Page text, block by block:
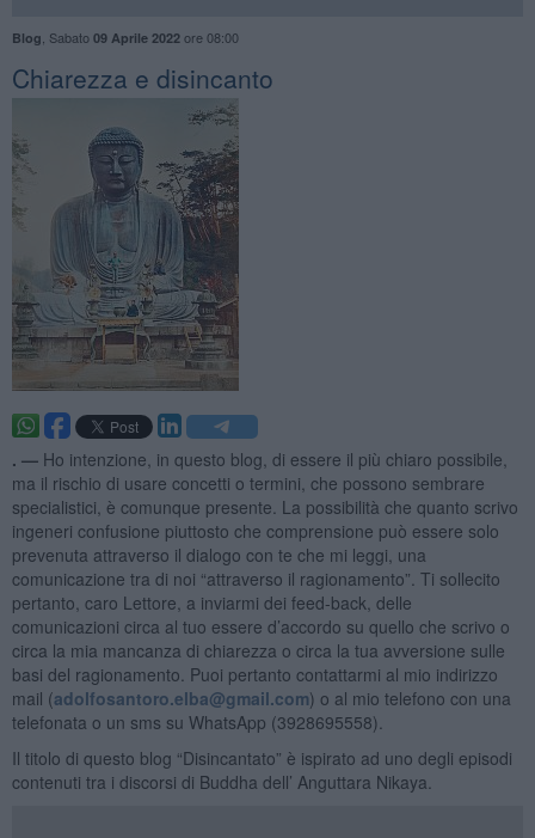
Blog Sabato 09 Aprile 2022ore 08:00
​Chiarezza e disincanto
. — Ho intenzione, in questo blog, di essere il più chiaro possibile,
ma il rischio di usare concetti o termini, che possono sembrare
specialistici, è comunque presente. La possibilità che quanto scrivo
ingeneri confusione piuttosto che comprensione può essere solo
prevenuta attraverso il dialogo con te che mi leggi, una
comunicazione tra di noi “attraverso il ragionamento”. Ti sollecito
pertanto, caro Lettore, a inviarmi dei feed-back, delle
comunicazioni circa al tuo essere d’accordo su quello che scrivo o
circa la mia mancanza di chiarezza o circa la tua avversione sulle
basi del ragionamento. Puoi pertanto contattarmi al mio indirizzo
mail (adolfosantoro.elba@gmail.com) o al mio telefono con una
telefonata o un sms su WhatsApp (3928695558).
Il titolo di questo blog “Disincantato” è ispirato ad uno degli episodi
contenuti tra i discorsi di Buddha dell’ Anguttara Nikaya.